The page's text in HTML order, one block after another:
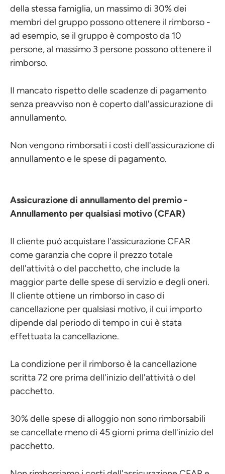
della stessa famiglia, un massimo di 30% dei
membri del gruppo possono ottenere il rimborso -
ad esempio, se il gruppo è composto da 10
persone, al massimo 3 persone possono ottenere il
rimborso.
Il mancato rispetto delle scadenze di pagamento
senza preavviso non è coperto dall'assicurazione di
annullamento.
Non vengono rimborsati i costi dell'assicurazione di
annullamento e le spese di pagamento.
Assicurazione di annullamento del premio -
Annullamento per qualsiasi motivo (CFAR)
Il cliente può acquistare l'assicurazione CFAR
come garanzia che copre il prezzo totale
dell'attività o del pacchetto, che include la
maggior parte delle spese di servizio e degli oneri.
Il cliente ottiene un rimborso in caso di
cancellazione per qualsiasi motivo, il cui importo
dipende dal periodo di tempo in cui è stata
effettuata la cancellazione.
La condizione per il rimborso è la cancellazione
scritta 72 ore prima dell'inizio dell'attività o del
pacchetto.
30% delle spese di alloggio non sono rimborsabili
se cancellate meno di 45 giorni prima dell'inizio del
pacchetto.